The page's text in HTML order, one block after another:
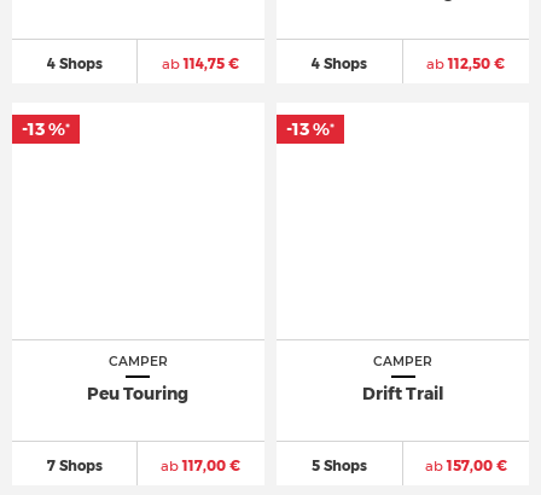
4 Shops ab114,75 € 4 Shops ab112,50 €
CAMPER
Peu Touring
7 Shops ab117,00 €
-13 %*
CAMPER
Drift Trail
5 Shops ab157,00 €
-13 %*